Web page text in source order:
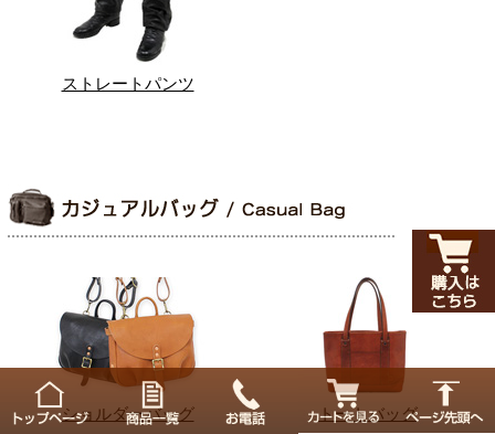
ストレートパンツ
ショルダーバッグ トートバッグ